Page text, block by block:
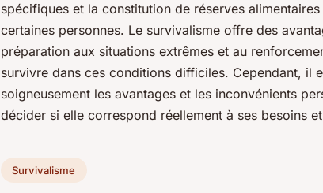
spécifiques et la constitution de réserves
certaines personnes. Le survivalisme offre des
préparation aux situations extrêmes et au
survivre dans ces conditions difficiles. Cependant, il
soigneusement les avantages et les inconvénients
décider si elle correspond réellement à ses besoins
Survivalisme